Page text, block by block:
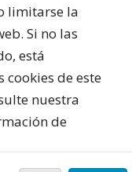
limitarse la
Si no las
está
de este
nuestra
de
modificación
DEL VALLES.
SOBRE SALUD